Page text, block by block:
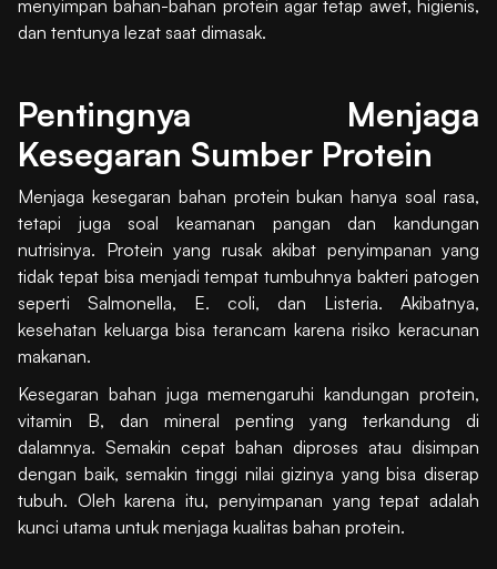
menyimpan bahan-bahan protein agar tetap awet, higienis,
dan tentunya lezat saat dimasak.
Pentingnya Menjaga
Kesegaran Sumber Protein
Menjaga kesegaran bahan protein bukan hanya soal rasa,
tetapi juga soal keamanan pangan dan kandungan
nutrisinya. Protein yang rusak akibat penyimpanan yang
tidak tepat bisa menjadi tempat tumbuhnya bakteri patogen
seperti Salmonella, E. coli, dan Listeria. Akibatnya,
kesehatan keluarga bisa terancam karena risiko keracunan
makanan.
Kesegaran bahan juga memengaruhi kandungan protein,
vitamin B, dan mineral penting yang terkandung di
dalamnya. Semakin cepat bahan diproses atau disimpan
dengan baik, semakin tinggi nilai gizinya yang bisa diserap
tubuh. Oleh karena itu, penyimpanan yang tepat adalah
kunci utama untuk menjaga kualitas bahan protein.